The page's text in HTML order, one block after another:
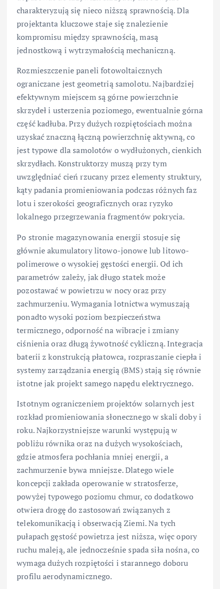
charakteryzują się nieco niższą sprawnością. Dla
projektanta kluczowe staje się znalezienie
kompromisu między sprawnością, masą
jednostkową i wytrzymałością mechaniczną.
Rozmieszczenie paneli fotowoltaicznych
ograniczane jest geometrią samolotu. Najbardziej
efektywnym miejscem są górne powierzchnie
skrzydeł i usterzenia poziomego, ewentualnie górna
część kadłuba. Przy dużych rozpiętościach można
uzyskać znaczną łączną powierzchnię aktywną, co
jest typowe dla samolotów o wydłużonych, cienkich
skrzydłach. Konstruktorzy muszą przy tym
uwzględniać cień rzucany przez elementy struktury,
kąty padania promieniowania podczas różnych faz
lotu i szerokości geograficznych oraz ryzyko
lokalnego przegrzewania fragmentów pokrycia.
Po stronie magazynowania energii stosuje się
głównie akumulatory litowo-jonowe lub litowo-
polimerowe o wysokiej gęstości energii. Od ich
parametrów zależy, jak długo statek może
pozostawać w powietrzu w nocy oraz przy
zachmurzeniu. Wymagania lotnictwa wymuszają
ponadto wysoki poziom bezpieczeństwa
termicznego, odporność na wibracje i zmiany
ciśnienia oraz długą żywotność cykliczną. Integracja
baterii z konstrukcją płatowca, rozpraszanie ciepła i
systemy zarządzania energią (BMS) stają się równie
istotne jak projekt samego napędu elektrycznego.
Istotnym ograniczeniem projektów solarnych jest
rozkład promieniowania słonecznego w skali doby i
roku. Najkorzystniejsze warunki występują w
pobliżu równika oraz na dużych wysokościach,
gdzie atmosfera pochłania mniej energii, a
zachmurzenie bywa mniejsze. Dlatego wiele
koncepcji zakłada operowanie w stratosferze,
powyżej typowego poziomu chmur, co dodatkowo
otwiera drogę do zastosowań związanych z
telekomunikacją i obserwacją Ziemi. Na tych
pułapach gęstość powietrza jest niższa, więc opory
ruchu maleją, ale jednocześnie spada siła nośna, co
wymaga dużych rozpiętości i starannego doboru
profilu aerodynamicznego.